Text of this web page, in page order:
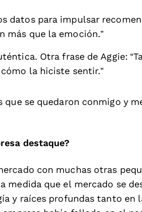
datos para impulsar
más que la emoción.”
Otra frase de Aggie:
la hiciste sentir.”
se quedaron conmigo y
destaque?
con muchas otras
medida que el mercado se
y raíces profundas tanto en